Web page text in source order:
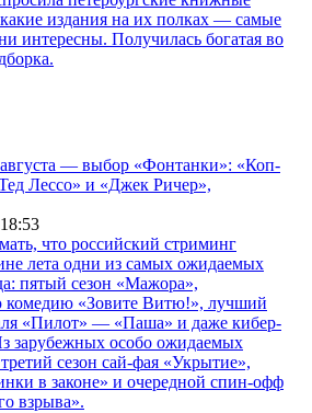
издания на их полках — самые
интересны. Получилась богатая во
августа — выбор «Фонтанки»: «Коп-
Лессо» и «Джек Ричер»,
18:53
что российский стриминг
лета одни из самых ожидаемых
пятый сезон «Мажора»,
комедию «Зовите Витю!», лучший
«Пилот» — «Паша» и даже кибер-
зарубежных особо ожидаемых
сезон сай-фая «Укрытие»,
в законе» и очередной спин-офф
взрыва».